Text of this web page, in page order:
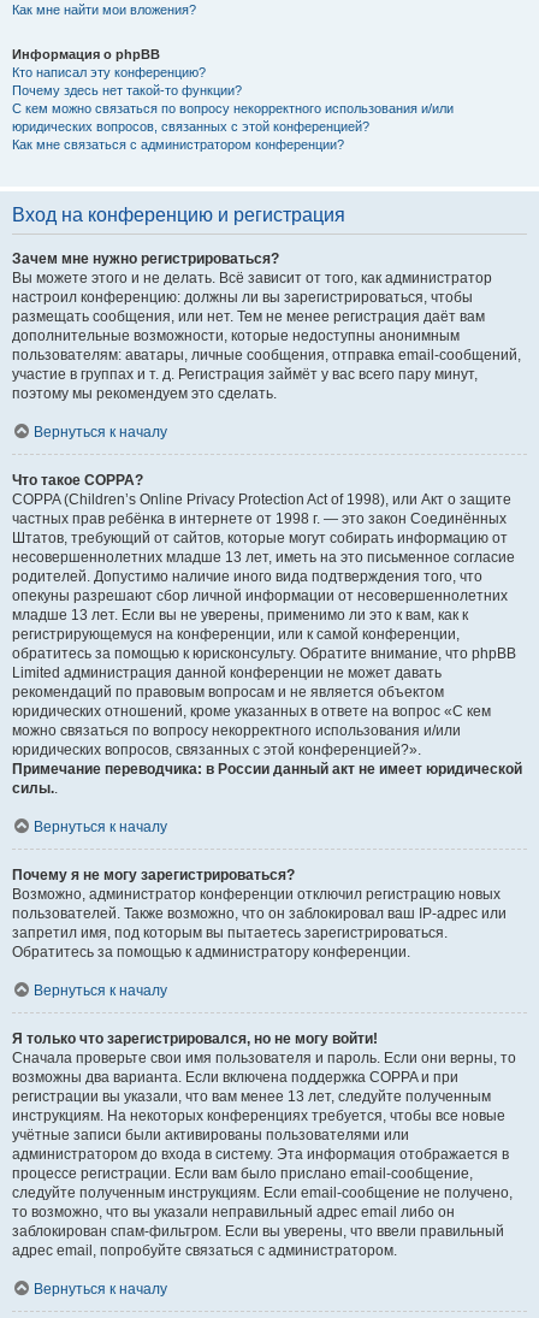
Как мне найти мои вложения?
Информация о phpBB
Кто написал эту конференцию?
Почему здесь нет такой-то функции?
С кем можно связаться по вопросу некорректного использования и/или
юридических вопросов, связанных с этой конференцией?
Как мне связаться с администратором конференции?
Вход на конференцию и регистрация
Зачем мне нужно регистрироваться?
Вы можете этого и не делать. Всё зависит от того, как администратор
настроил конференцию: должны ли вы зарегистрироваться, чтобы
размещать сообщения, или нет. Тем не менее регистрация даёт вам
дополнительные возможности, которые недоступны анонимным
пользователям: аватары, личные сообщения, отправка email-сообщений,
участие в группах и т. д. Регистрация займёт у вас всего пару минут,
поэтому мы рекомендуем это сделать.
Вернуться к началу
Что такое COPPA?
COPPA (Children’s Online Privacy Protection Act of 1998), или Акт о защите
частных прав ребёнка в интернете от 1998 г. — это закон Соединённых
Штатов, требующий от сайтов, которые могут собирать информацию от
несовершеннолетних младше 13 лет, иметь на это письменное согласие
родителей. Допустимо наличие иного вида подтверждения того, что
опекуны разрешают сбор личной информации от несовершеннолетних
младше 13 лет. Если вы не уверены, применимо ли это к вам, как к
регистрирующемуся на конференции, или к самой конференции,
обратитесь за помощью к юрисконсульту. Обратите внимание, что phpBB
Limited администрация данной конференции не может давать
рекомендаций по правовым вопросам и не является объектом
юридических отношений, кроме указанных в ответе на вопрос «С кем
можно связаться по вопросу некорректного использования и/или
юридических вопросов, связанных с этой конференцией?».
Примечание переводчика: в России данный акт не имеет юридической
силы..
Вернуться к началу
Почему я не могу зарегистрироваться?
Возможно, администратор конференции отключил регистрацию новых
пользователей. Также возможно, что он заблокировал ваш IP-адрес или
запретил имя, под которым вы пытаетесь зарегистрироваться.
Обратитесь за помощью к администратору конференции.
Вернуться к началу
Я только что зарегистрировался, но не могу войти!
Сначала проверьте свои имя пользователя и пароль. Если они верны, то
возможны два варианта. Если включена поддержка COPPA и при
регистрации вы указали, что вам менее 13 лет, следуйте полученным
инструкциям. На некоторых конференциях требуется, чтобы все новые
учётные записи были активированы пользователями или
администратором до входа в систему. Эта информация отображается в
процессе регистрации. Если вам было прислано email-сообщение,
следуйте полученным инструкциям. Если email-сообщение не получено,
то возможно, что вы указали неправильный адрес email либо он
заблокирован спам-фильтром. Если вы уверены, что ввели правильный
адрес email, попробуйте связаться с администратором.
Вернуться к началу